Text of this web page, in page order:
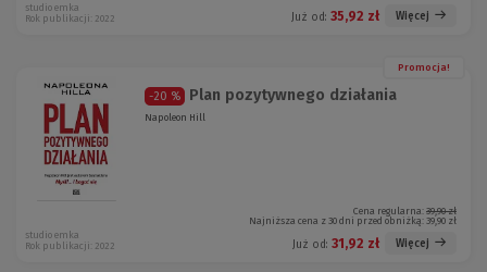
Już od: 35,92 zł Więcej
studio emka
Rok publikacji: 2022
Promocja!
-20 % Plan pozytywnego działania
Napoleon Hill
Cena regularna: 39,90 zł
Najniższa cena z 30 dni przed obniżką: 39,90 zł
Już od: 31,92 zł Więcej
studio emka
Rok publikacji: 2022